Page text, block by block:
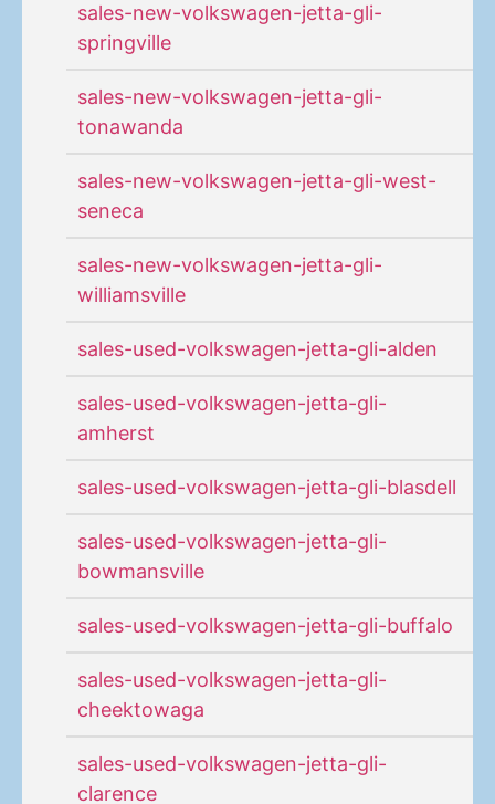
sales-new-volkswagen-jetta-gli-
springville
sales-new-volkswagen-jetta-gli-
tonawanda
sales-new-volkswagen-jetta-gli-west-
seneca
sales-new-volkswagen-jetta-gli-
williamsville
sales-used-volkswagen-jetta-gli-alden
sales-used-volkswagen-jetta-gli-
amherst
sales-used-volkswagen-jetta-gli-blasdell
sales-used-volkswagen-jetta-gli-
bowmansville
sales-used-volkswagen-jetta-gli-buffalo
sales-used-volkswagen-jetta-gli-
cheektowaga
sales-used-volkswagen-jetta-gli-
clarence